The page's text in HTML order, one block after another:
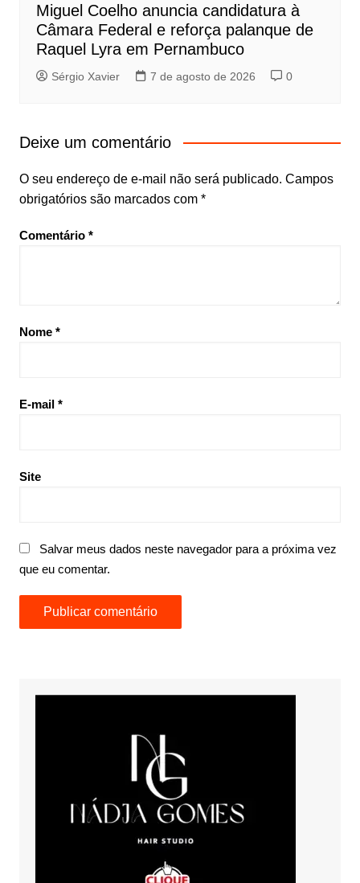
Miguel Coelho anuncia candidatura à
Câmara Federal e reforça palanque de
Raquel Lyra em Pernambuco
Sérgio Xavier 7 de agosto de 2026 0
Deixe um comentário
O seu endereço de e-mail não será publicado. Campos
obrigatórios são marcados com *
Comentário *
Nome *
E-mail *
Site
Salvar meus dados neste navegador para a próxima vez
que eu comentar.